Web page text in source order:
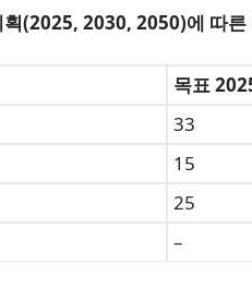
획(2025, 2030, 2050)에 따른
목표
33
15
25
–